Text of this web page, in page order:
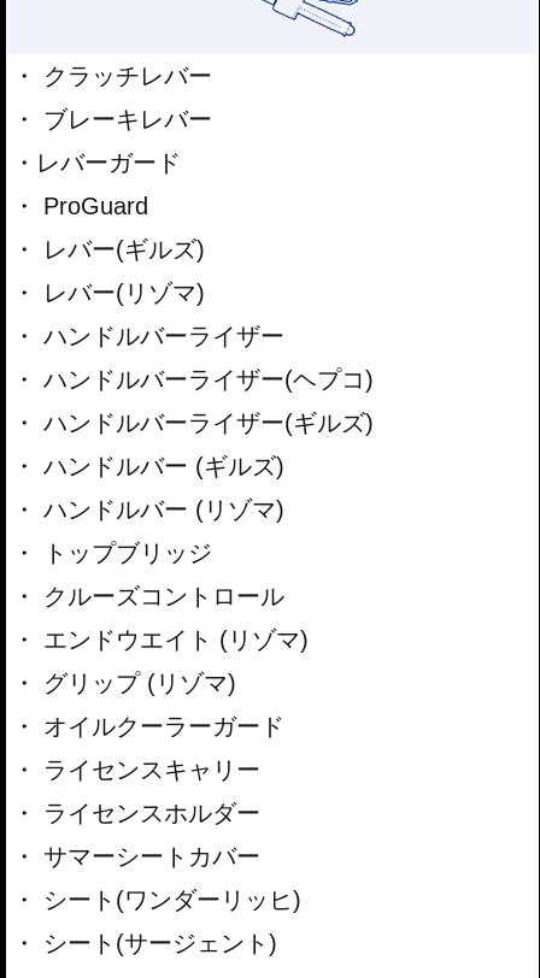
クラッチレバー
ブレーキレバー
レバーガード
ProGuard
レバー(ギルズ)
レバー(リゾマ)
ハンドルバーライザー
ハンドルバーライザー(ヘプコ)
ハンドルバーライザー(ギルズ)
ハンドルバー (ギルズ)
ハンドルバー (リゾマ)
トップブリッジ
クルーズコントロール
エンドウエイト (リゾマ)
グリップ (リゾマ)
オイルクーラーガード
ライセンスキャリー
ライセンスホルダー
サマーシートカバー
シート(ワンダーリッヒ)
シート(サージェント)